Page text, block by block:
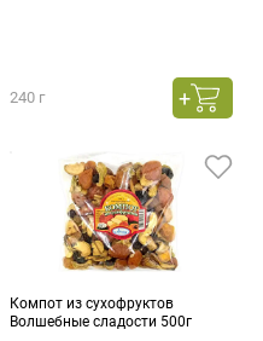
240 г
Компот из сухофруктов
Волшебные сладости 500г